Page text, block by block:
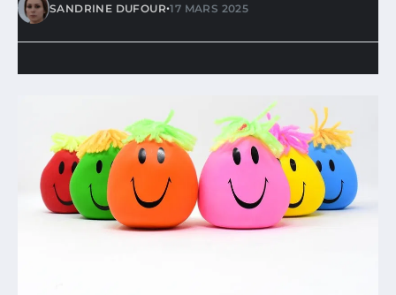
SANDRINE DUFOUR•17 MARS 2025